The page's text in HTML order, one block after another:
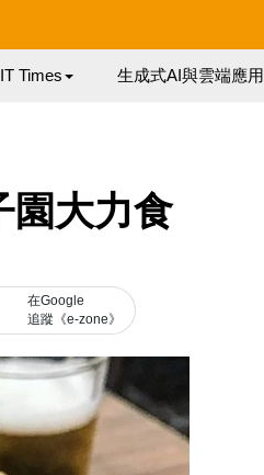
IT Times 生成式AI與雲端應用
園大力食
在Google
追蹤《e-zone》